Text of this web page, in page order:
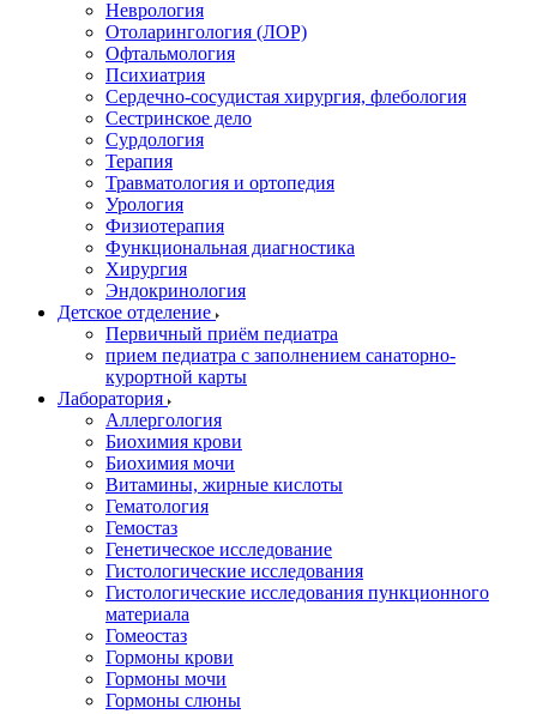
Неврология
Отоларингология (ЛОР)
Офтальмология
Психиатрия
Сердечно-сосудистая хирургия, флебология
Сестринское дело
Сурдология
Терапия
Травматология и ортопедия
Урология
Физиотерапия
Функциональная диагностика
Хирургия
Эндокринология
Детское отделение
Первичный приём педиатра
прием педиатра с заполнением санаторно-
курортной карты
Лаборатория
Аллергология
Биохимия крови
Биохимия мочи
Витамины, жирные кислоты
Гематология
Гемостаз
Генетическое исследование
Гистологические исследования
Гистологические исследования пункционного
материала
Гомеостаз
Гормоны крови
Гормоны мочи
Гормоны слюны